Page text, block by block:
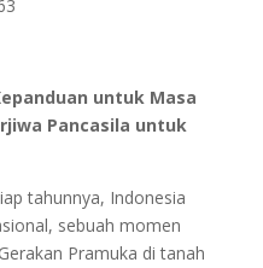
untuk Masa
Pancasila untuk
tahunnya, Indonesia
sebuah momen
Pramuka di tanah